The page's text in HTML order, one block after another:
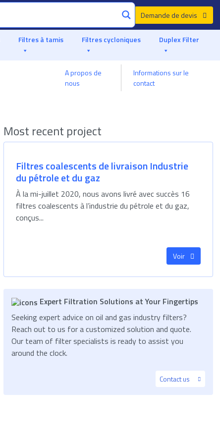
Demande de devis
Filtres à tamis Filtres cycloniques Duplex Filter
Fabriqué en Europe, une expérience de qualité
A propos de
nous
Informations sur le
contact
Most recent project
Filtres coalescents de livraison Industrie
du pétrole et du gaz
À la mi-juillet 2020, nous avons livré avec succès 16
filtres coalescents à l’industrie du pétrole et du gaz,
conçus...
Voir
Expert Filtration Solutions at Your Fingertips
Seeking expert advice on oil and gas industry filters?
Reach out to us for a customized solution and quote.
Our team of filter specialists is ready to assist you
around the clock.
Contact us